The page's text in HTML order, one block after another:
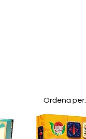
Ordena per: